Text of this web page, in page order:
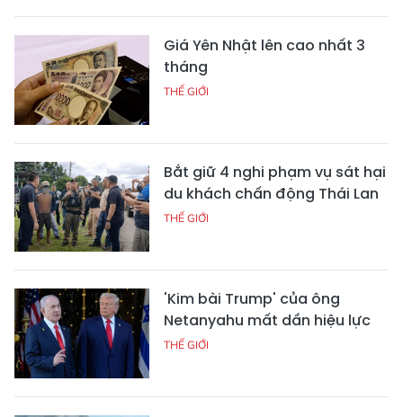
Giá Yên Nhật lên cao nhất 3
tháng
THẾ GIỚI
Bắt giữ 4 nghi phạm vụ sát hại
du khách chấn động Thái Lan
THẾ GIỚI
'Kim bài Trump' của ông
Netanyahu mất dần hiệu lực
THẾ GIỚI